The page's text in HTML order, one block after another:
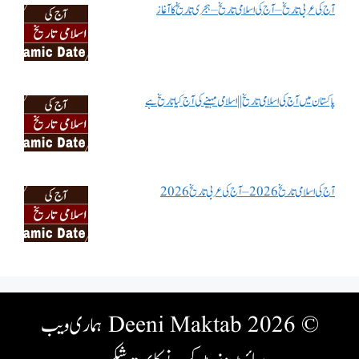
آج کی عربی تاریخ – آج کی اسلامی تاریخ – ہجری تاریخ کا آغاز
پاکستان میں آج کی اسلامی تاریخ || اسلامی مہینے کی آج کیا تاریخ ہے
آج کی اسلامی تاریخ 2026 – آج کی عربی تاریخ 2026
© 2026 Deeni Maktab
ہماری ویب